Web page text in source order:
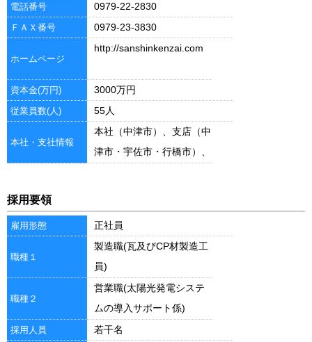
電話番号 0979-22-2830
ＦＡＸ番号 0979-23-3830
ホームページ
http://sanshinkenzai.com
資本金(万円) 3000万円
従業員数(人) 55人
本社・支社情報
本社（中津市）、支店（中
津市・宇佐市・行橋市）、
採用要領
雇用形態 正社員
職種１
製造職(瓦及びCP材製造工
員)
職種２
営業職(太陽光発電システ
ムの導入サポート係)
採用人員 若干名